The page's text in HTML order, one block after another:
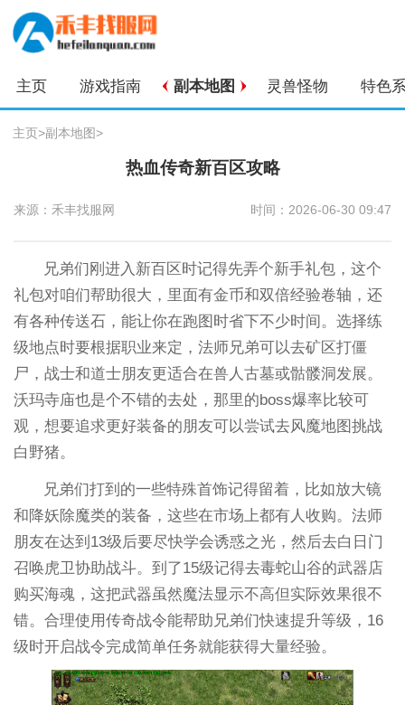
主页 游戏指南 副本地图 灵兽怪物 特色
主页>副本地图>
热血传奇新百区攻略
来源：禾丰找服网 时间：2026-06-30 09:47
兄弟们刚进入新百区时记得先弄个新手礼包，这个
礼包对咱们帮助很大，里面有金币和双倍经验卷轴，还
有各种传送石，能让你在跑图时省下不少时间。选择练
级地点时要根据职业来定，法师兄弟可以去矿区打僵
尸，战士和道士朋友更适合在兽人古墓或骷髅洞发展。
沃玛寺庙也是个不错的去处，那里的boss爆率比较可
观，想要追求更好装备的朋友可以尝试去风魔地图挑战
白野猪。
兄弟们打到的一些特殊首饰记得留着，比如放大镜
和降妖除魔类的装备，这些在市场上都有人收购。法师
朋友在达到13级后要尽快学会诱惑之光，然后去白日门
召唤虎卫协助战斗。到了15级记得去毒蛇山谷的武器店
购买海魂，这把武器虽然魔法显示不高但实际效果很不
错。合理使用传奇战令能帮助兄弟们快速提升等级，16
级时开启战令完成简单任务就能获得大量经验。